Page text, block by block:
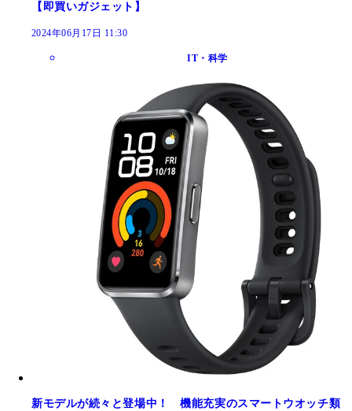
【即買いガジェット】
2024年06月17日 11:30
IT・科学
新モデルが続々と登場中！ 機能充実のスマートウオッチ類